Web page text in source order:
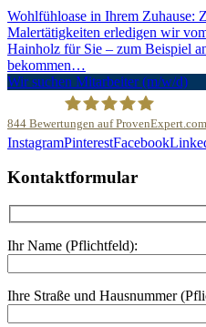
Wohlfühloase in Ihrem Zuhause:
Malertätigkeiten erledigen wir
Hainholz für Sie – zum Beispiel
bekommen…
Wir suchen Mitarbeiter (m/w/d)
844 Bewertungen auf ProvenExpert.com
InstagramPinterestFacebook
Kontaktformular
Ihr Name (Pflichtfeld):
Ihre Straße und Hausnummer